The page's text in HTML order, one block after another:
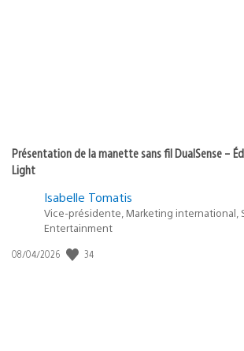
Présentation de la manette sans fil DualSense –
Light
Isabelle Tomatis
Vice-présidente, Marketing international,
Entertainment
Date
08/04/2026 34